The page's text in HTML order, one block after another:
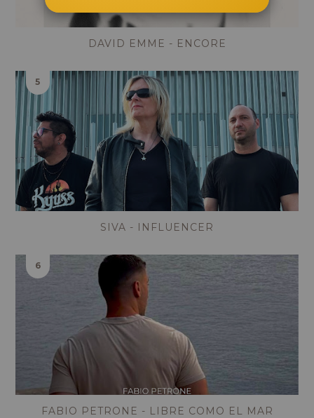
DAVID EMME - ENCORE
SIVA - INFLUENCER
FABIO PETRONE - LIBRE COMO EL MAR